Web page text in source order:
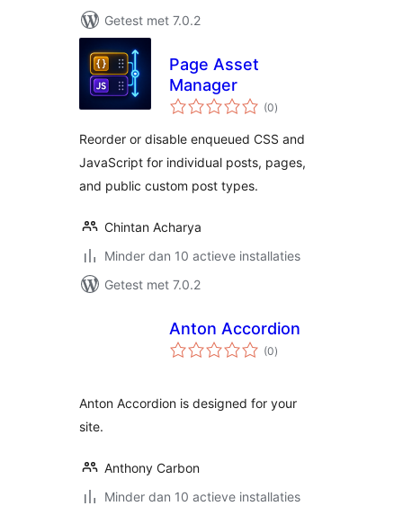
Getest met 7.0.2
Page Asset
Manager
(0totaal
waarderingen
)
Reorder or disable enqueued CSS and
JavaScript for individual posts, pages,
and public custom post types.
Chintan Acharya
Minder dan 10 actieve installaties
Getest met 7.0.2
Anton Accordion
(0totaal
waarderingen
)
Anton Accordion is designed for your
site.
Anthony Carbon
Minder dan 10 actieve installaties